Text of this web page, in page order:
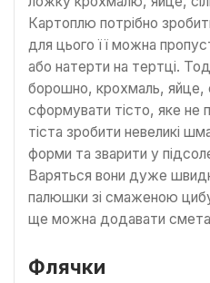
Картоплю потрібно
для цього її можна
або натерти на тертці.
борошно, крохмаль, яйце,
сформувати тісто, яке не
тіста зробити невеликі
форми та зварити у
Варяться вони дуже
палюшки зі смаженою
ще можна додавати
Флячки